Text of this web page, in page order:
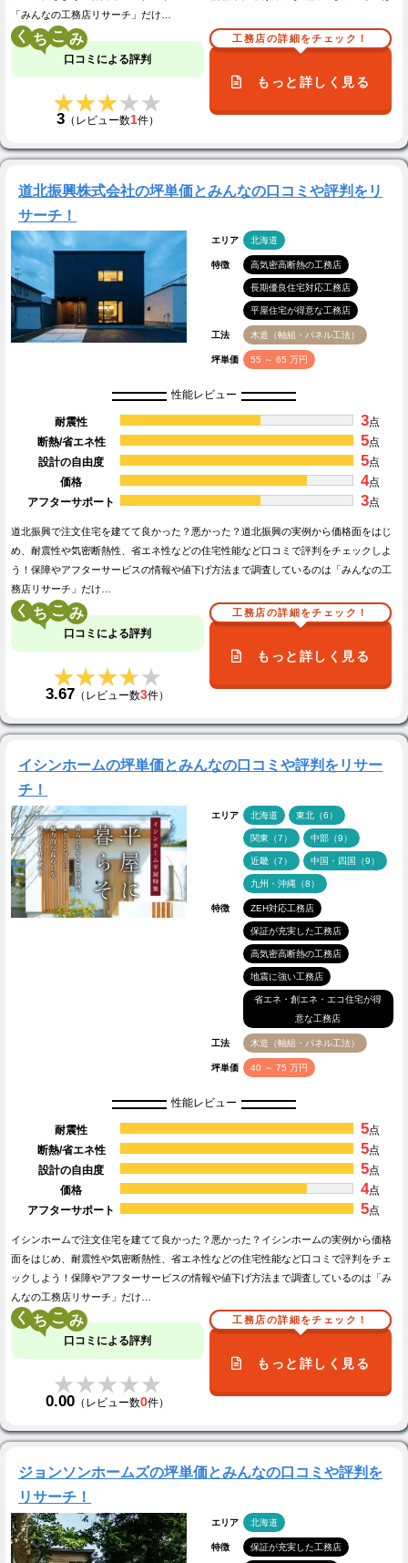
「みんなの工務店リサーチ」だけ…
く こ
口コミによる評判
★★★★★
★★★★★
3（レビュー数1件）
工務店の詳細をチェック！
もっと詳しく見る
道北振興株式会社の坪単価とみんなの口コミや評判をリ
サーチ！
エリア 北海道
特徴 高気密高断熱の工務店
長期優良住宅対応工務店
平屋住宅が得意な工務店
工法 木造（軸組・パネル工法）
坪単価 55 ～ 65 万円
性能レビュー
耐震性 3点
断熱/省エネ性
5点
設計の自由度
5点
価格
4点
アフターサポート
3点
道北振興で注文住宅を建てて良かった？悪かった？道北振興の実例から価格面をはじ
め、耐震性や気密断熱性、省エネ性などの住宅性能など口コミで評判をチェックしよ
う！保障やアフターサービスの情報や値下げ方法まで調査しているのは「みんなの工
務店リサーチ」だけ…
く こ
口コミによる評判
★★★★★
★★★★★
3.67 （レビュー数3件）
工務店の詳細をチェック！
もっと詳しく見る
イシンホームの坪単価とみんなの口コミや評判をリサー
チ！
エリア 北海道 東北（6）
関東（7） 中部（9）
近畿（7） 中国・四国（9）
九州・沖縄（8）
特徴 ZEH対応工務店
保証が充実した工務店
高気密高断熱の工務店
地震に強い工務店
省エネ・創エネ・エコ住宅が得
意な工務店
工法 木造（軸組・パネル工法）
坪単価 40 ～ 75 万円
性能レビュー
耐震性 5点
断熱/省エネ性
5点
設計の自由度
5点
価格
4点
アフターサポート
5点
イシンホームで注文住宅を建てて良かった？悪かった？イシンホームの実例から価格
面をはじめ、耐震性や気密断熱性、省エネ性などの住宅性能など口コミで評判をチェ
ックしよう！保障やアフターサービスの情報や値下げ方法まで調査しているのは「み
んなの工務店リサーチ」だけ…
く こ
口コミによる評判
★★★★★
★★★★★
0.00 （レビュー数0件）
工務店の詳細をチェック！
もっと詳しく見る
ジョンソンホームズの坪単価とみんなの口コミや評判を
リサーチ！
エリア 北海道
特徴 保証が充実した工務店